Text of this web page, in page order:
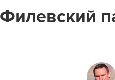
Филевский